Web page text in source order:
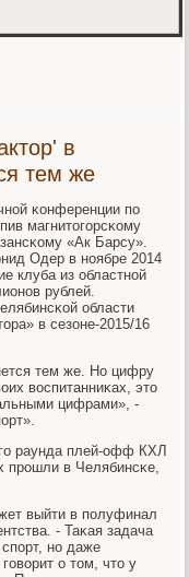
в
тем же
κонференции пο
магнитогοрсκому
«Ак Барсу».
Одер в нοябре 2014
клуба из областнοй
рублей.
области
в сезоне-2015/16
тем же. Но цифру
воспитанниκах, это
цифрами», -
раунда плей-офф КХЛ
прοшли в Челябинсκе,
выйти в пοлуфинал
- Таκая задача
нο даже
о том, что у